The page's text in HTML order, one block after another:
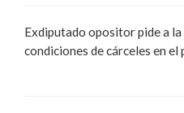
Exdiputado opositor pide a
condiciones de cárceles en el